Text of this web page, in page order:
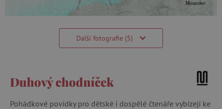
Další fotografie (5)
Duhový chodníček
Pohádkové povídky pro dětské i dospělé čtenáře vybízejí ke